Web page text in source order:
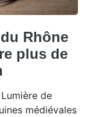
Rhône
plus de
de
médiévales